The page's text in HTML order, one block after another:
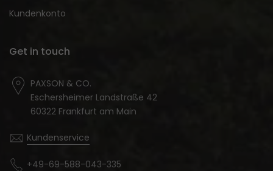
Kundenkonto
Get in touch
PAXSON & CO.
Eschersheimer Landstraße 42
60322 Frankfurt am Main
Kundenservice
+49-69-588-043-335